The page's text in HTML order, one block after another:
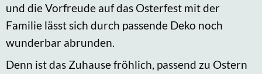
und die Vorfreude auf das Osterfest mit der
Familie lässt sich durch passende Deko noch
wunderbar abrunden.
Denn ist das Zuhause fröhlich, passend zu Ostern